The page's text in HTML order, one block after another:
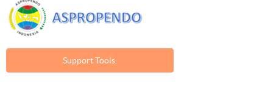
Support Tools: